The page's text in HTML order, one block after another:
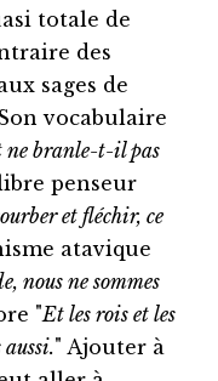
totale de
des
sages de
vocabulaire
ne branle-t-il pas
penseur
et fléchir, ce
atavique
nous ne sommes
"Et les rois et les
" Ajouter à